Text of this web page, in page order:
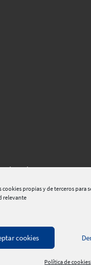
cookies propias y de terceros
relevante
cookies
Política de cookies
el Empleo
de la información